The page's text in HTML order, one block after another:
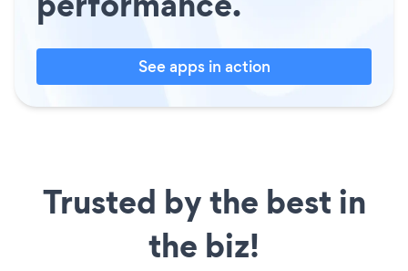
See apps in action
Trusted by the best in
the biz!